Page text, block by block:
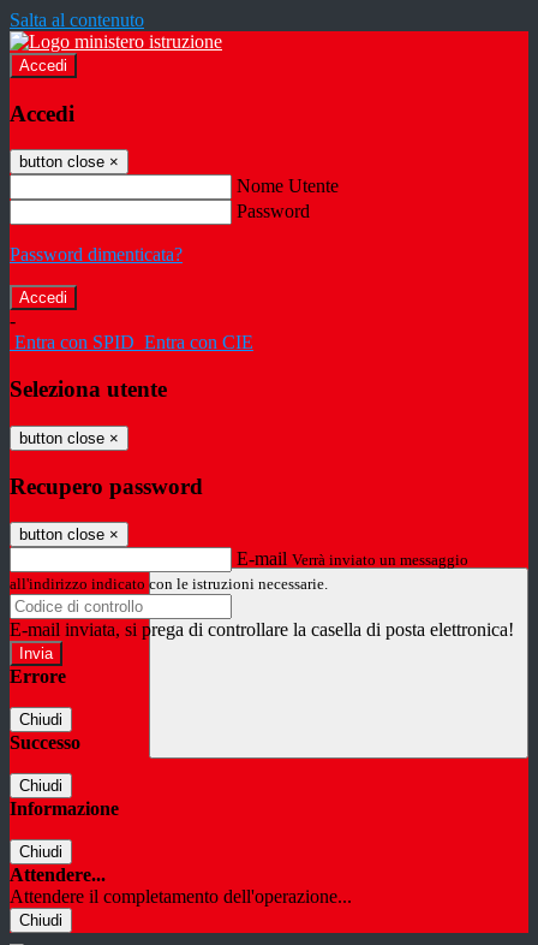
Salta al contenuto
Accedi
Accedi
button close ×
Nome Utente
Password
Password dimenticata?
-
Entra con SPID Entra con CIE
Seleziona utente
button close ×
Recupero password
button close ×
E-mail Verrà inviato un messaggio
all'indirizzo indicato con le istruzioni necessarie.
E-mail inviata, si prega di controllare la casella di posta elettronica!
Errore
Chiudi
Successo
Chiudi
Informazione
Chiudi
Attendere...
Attendere il completamento dell'operazione...
Chiudi